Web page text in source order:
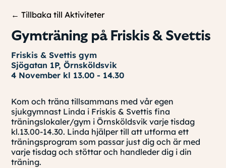
← Tillbaka till Aktiviteter
Gymträning på Friskis & Svettis
Friskis & Svettis gym
Sjögatan 1P, Örnsköldsvik
4 November kl 13.00 - 14.30
Kom och träna tillsammans med vår egen
sjukgymnast Linda i Friskis & Svettis fina
träningslokaler/gym i Örnsköldsvik varje tisdag
kl.13.00-14.30. Linda hjälper till att utforma ett
träningsprogram som passar just dig och är med
varje tisdag och stöttar och handleder dig i din
träning.